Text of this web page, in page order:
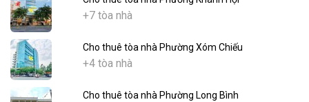
+7 tòa nhà
Cho thuê tòa nhà Phường Xóm Chiếu
+4 tòa nhà
Cho thuê tòa nhà Phường Long Bình